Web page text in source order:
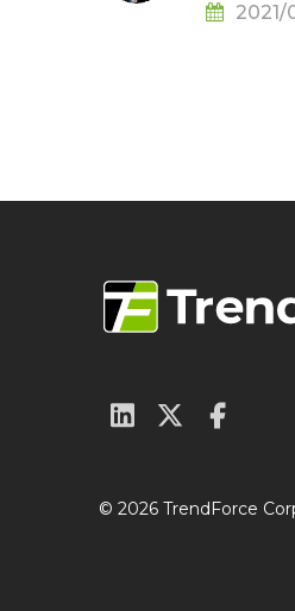
望上升至
2021/
© 2026 TrendForce